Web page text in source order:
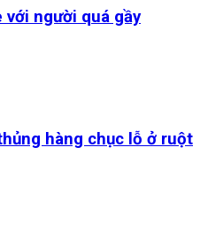
với người quá gầy
hàng chục lỗ ở ruột